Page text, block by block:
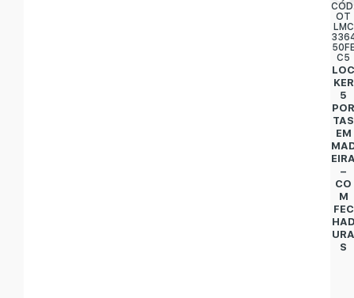
OT
LMC
C5
KER
5
TAS
EM
–
CO
M
FEC
S